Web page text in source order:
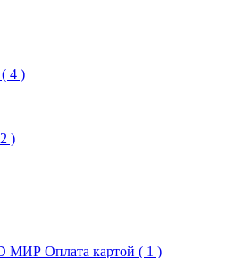
( 4 )
)
МИР Оплата картой ( 1 )